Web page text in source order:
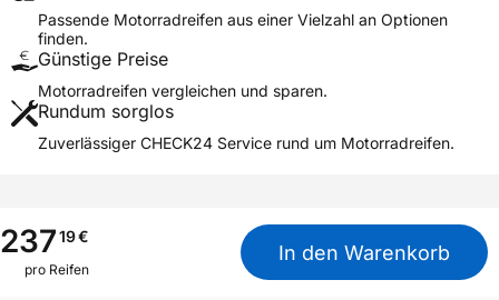
Modellname
ROADRIDER MKII REAR
Reifenposition
Motorradtyp
Street
Weitere Eigenschaften
M+S
Nein
Motorrad Kennzeichnung
M/C
Passende Motorradreifen aus einer Vielzahl an Optionen
finden.
Günstige Preise
Motorradreifen vergleichen und sparen.
Rundum sorglos
Zuverlässiger CHECK24 Service rund um Motorradreifen.
23719€
pro Reifen
In den Warenkorb